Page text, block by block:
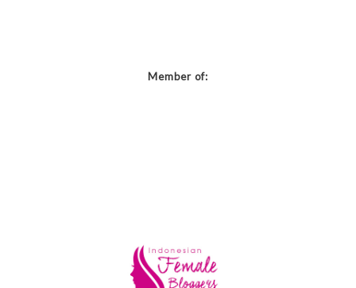
Member of: